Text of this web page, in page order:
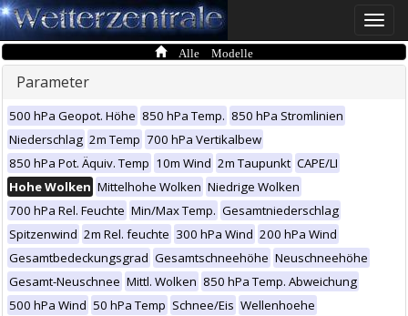
Toggle
Alle Modelle
Parameter
500 hPa Geopot. Höhe 850 hPa Temp. 850 hPa Stromlinien
Niederschlag 2m Temp 700 hPa Vertikalbew
850 hPa Pot. Äquiv. Temp 10m Wind 2m Taupunkt CAPE/LI
Hohe Wolken Mittelhohe Wolken Niedrige Wolken
700 hPa Rel. Feuchte Min/Max Temp. Gesamtniederschlag
Spitzenwind 2m Rel. feuchte 300 hPa Wind 200 hPa Wind
Gesamtbedeckungsgrad Gesamtschneehöhe Neuschneehöhe
Gesamt-Neuschnee Mittl. Wolken 850 hPa Temp. Abweichung
500 hPa Wind 50 hPa Temp Schnee/Eis Wellenhoehe